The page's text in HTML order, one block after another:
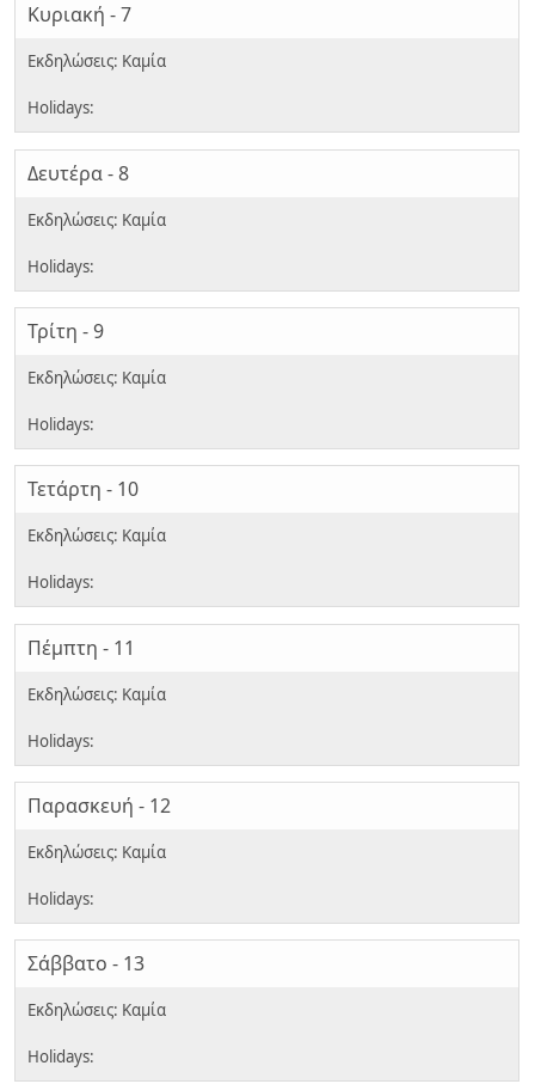
Κυριακή - 7
Δευτέρα - 8
Τρίτη - 9
Τετάρτη - 10
Πέμπτη - 11
Παρασκευή - 12
Σάββατο - 13